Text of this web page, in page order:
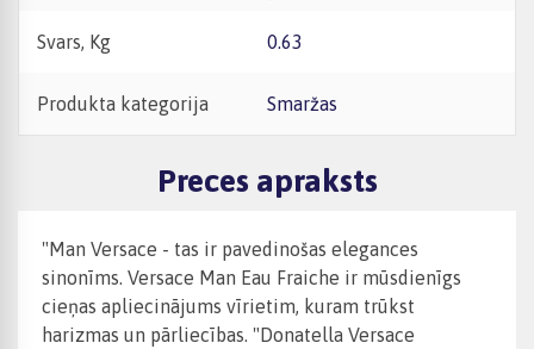
Svars, Kg 0.63
Produkta kategorija Smaržas
Preces apraksts
"Man Versace - tas ir pavedinošas elegances
sinonīms. Versace Man Eau Fraiche ir mūsdienīgs
cieņas apliecinājums vīrietim, kuram trūkst
harizmas un pārliecības. "Donatella Versace